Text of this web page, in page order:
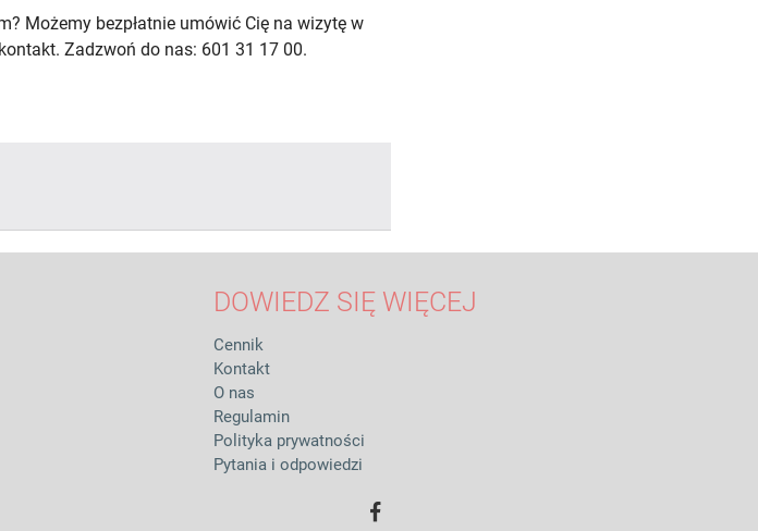
Możemy bezpłatnie umówić Cię na wizytę w
Zadzwoń do nas: 601 31 17 00.
DOWIEDZ SIĘ WIĘCEJ
Cennik
Kontakt
O nas
Regulamin
Polityka prywatności
Pytania i odpowiedzi